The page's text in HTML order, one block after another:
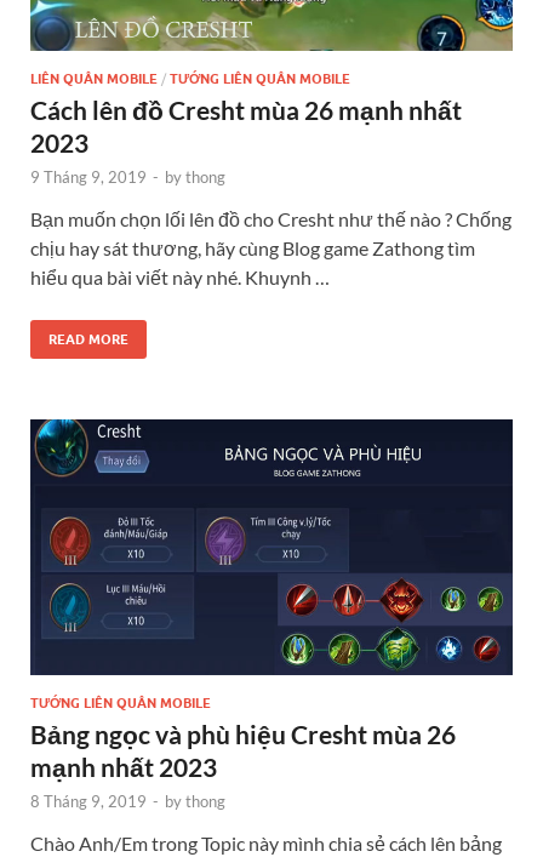
LIÊN QUÂN MOBILE / TƯỚNG LIÊN QUÂN MOBILE
Cách lên đồ Cresht mùa 26 mạnh nhất
2023
9 Tháng 9, 2019 - bythong
Bạn muốn chọn lối lên đồ cho Cresht như thế nào ? Chống
chịu hay sát thương, hãy cùng Blog game Zathong tìm
hiểu qua bài viết này nhé. Khuynh …
READ MORE
TƯỚNG LIÊN QUÂN MOBILE
Bảng ngọc và phù hiệu Cresht mùa 26
mạnh nhất 2023
8 Tháng 9, 2019 - bythong
Chào Anh/Em trong Topic này mình chia sẻ cách lên bảng